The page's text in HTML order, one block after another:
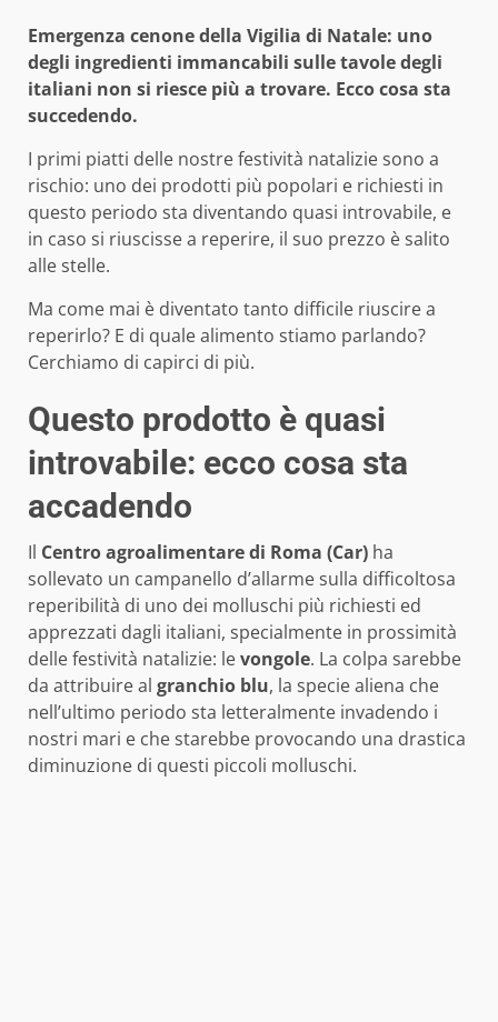
Emergenza cenone della Vigilia di Natale: uno
degli ingredienti immancabili sulle tavole degli
italiani non si riesce più a trovare. Ecco cosa sta
succedendo.
I primi piatti delle nostre festività natalizie sono a
rischio: uno dei prodotti più popolari e richiesti in
questo periodo sta diventando quasi introvabile, e
in caso si riuscisse a reperire, il suo prezzo è salito
alle stelle.
Ma come mai è diventato tanto difficile riuscire a
reperirlo? E di quale alimento stiamo parlando?
Cerchiamo di capirci di più.
Questo prodotto è quasi
introvabile: ecco cosa sta
accadendo
Il Centro agroalimentare di Roma (Car) ha
sollevato un campanello d’allarme sulla difficoltosa
reperibilità di uno dei molluschi più richiesti ed
apprezzati dagli italiani, specialmente in prossimità
delle festività natalizie: levongole. La colpa sarebbe
da attribuire al granchio blu, la specie aliena che
nell’ultimo periodo sta letteralmente invadendo i
nostri mari e che starebbe provocando una drastica
diminuzione di questi piccoli molluschi.